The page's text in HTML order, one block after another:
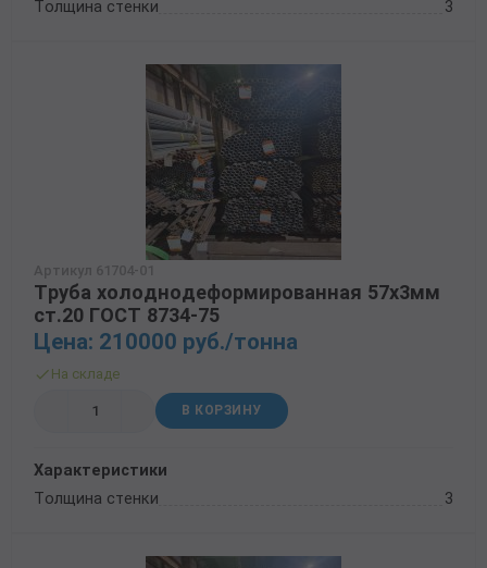
Толщина стенки 3
Артикул 61704-01
Труба холоднодеформированная 57х3мм
ст.20 ГОСТ 8734-75
Цена: 210000 руб./тонна
На складе
В КОРЗИНУ
Характеристики
Толщина стенки
3